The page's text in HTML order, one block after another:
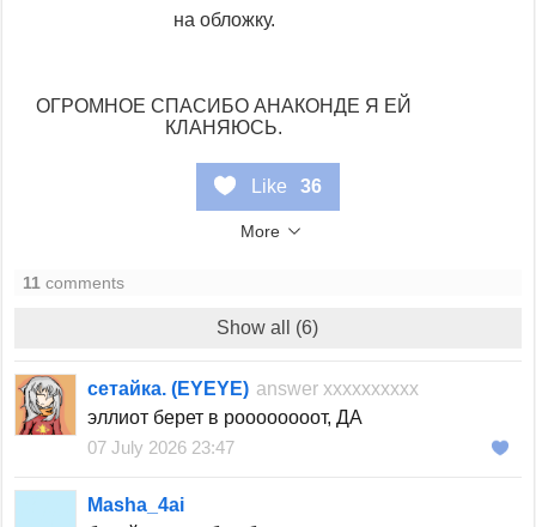
на обложку.
ОГРОМНОЕ СПАСИБО АНАКОНДЕ Я ЕЙ
КЛАНЯЮСЬ.
Like 36
More
11 comments
Show all (6)
сетайка. (EYEYE) answer хххххххххх
эллиот берет в роооооооот, ДА
07 July 2026 23:47
Masha_4ai